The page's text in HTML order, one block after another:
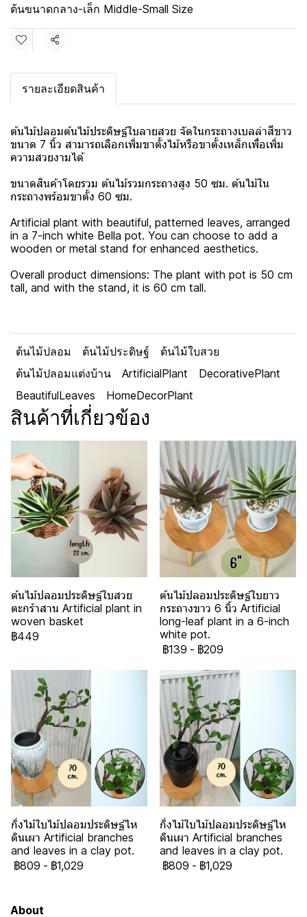
ต้นขนาดกลาง-เล็ก Middle-Small Size
แชร์
รายละเอียดสินค้า
ต้นไม้ปลอมต้นไม้ประดิษฐ์ใบลายสวย จัดในกระถางเบลล่าสีขาว
ขนาด 7 นิ้ว สามารถเลือกเพิ่มขาตั้งไม้หรือขาตั้งเหล็กเพื่อเพิ่ม
ความสวยงามได้
ขนาดสินค้าโดยรวม ต้นไม้รวมกระถางสูง 50 ซม. ต้นไม้ใน
กระถางพร้อมขาตั้ง 60 ซม.
Artificial plant with beautiful, patterned leaves, arranged
in a 7-inch white Bella pot. You can choose to add a
wooden or metal stand for enhanced aesthetics.
Overall product dimensions: The plant with pot is 50 cm
tall, and with the stand, it is 60 cm tall.
ต้นไม้ปลอม ต้นไม้ประดิษฐ์
ต้นไม้ใบสวย
ต้นไม้ปลอมแต่งบ้าน
ArtificialPlant
DecorativePlant
BeautifulLeaves
HomeDecorPlant
สินค้าที่เกี่ยวข้อง
ต้นไม้ปลอมประดิษฐ์ใบสวย
ตะกร้าสาน Artificial plant in
woven basket
฿449
ต้นไม้ปลอมประดิษฐ์ใบยาว
กระถางขาว 6 นิ้ว Artificial
long-leaf plant in a 6-inch
white pot.
฿139 - ฿209
กิ่งไม้ใบไม้ปลอมประดิษฐ์ไห
ดินเผา Artificial branches
and leaves in a clay pot.
฿809 - ฿1,029
กิ่งไม้ใบไม้ปลอมประดิษฐ์ไห
ดินเผา Artificial branches
and leaves in a clay pot.
฿809 - ฿1,029
About